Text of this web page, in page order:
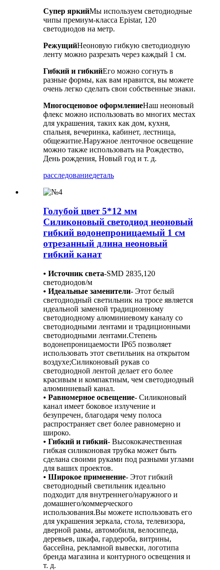
Супер яркийМы используем светодиодные
чипы премиум-класса Epistar, 120
светодиодов на метр.
РежущийНеоновую гибкую светодиодную
ленту можно разрезать через каждый 1 см.
Гибкий и гибкийЕго можно согнуть в
разные формы, как вам нравится, вы можете
очень легко сделать свои собственные знаки.
Многосценовое оформлениеНаш неоновый
флекс можно использовать во многих местах
для украшения, таких как дом, кухня,
спальня, вечеринка, кабинет, лестница,
общежитие.Наружное ленточное освещение
можно также использовать на Рождество,
День рождения, Новый год и т. д.
расследованиедеталь
Голубой цвет 5*12 мм
Силиконовый светодиод неоновый
гибкий водонепроницаемый 1 см
отрезанный длина неоновый
гибкий канат
• Источник света-SMD 2835,120
светодиодов/м
• Идеальные заменители- Этот белый
светодиодный светильник на тросе является
идеальной заменой традиционному
светодиодному алюминиевому каналу со
светодиодными лентами и традиционными
светодиодными лентами.Степень
водонепроницаемости IP65 позволяет
использовать этот светильник на открытом
воздухе;Силиконовый рукав со
светодиодной лентой делает его более
красивым и компактным, чем светодиодный
алюминиевый канал.
• Равномерное освещение- Силиконовый
канал имеет боковое излучение и
безупречен, благодаря чему полоса
распространяет свет более равномерно и
широко.
• Гибкий и гибкий- Высококачественная
гибкая силиконовая трубка может быть
сделана своими руками под разными углами
для ваших проектов.
• Широкое применение- Этот гибкий
светодиодный светильник идеально
подходит для внутреннего/наружного и
домашнего/коммерческого
использования.Вы можете использовать его
для украшения зеркала, стола, телевизора,
дверной рамы, автомобиля, велосипеда,
деревьев, шкафа, гардероба, витрины,
бассейна, рекламной вывески, логотипа
бренда магазина и контурного освещения и
т. д.